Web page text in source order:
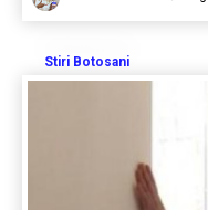
Stiri Botosani